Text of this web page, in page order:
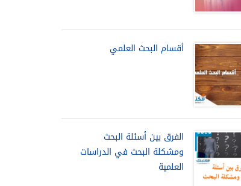
أقسام البحث العلمي
الفرق بين أسئلة البحث
ومشكلة البحث في الدراسات
العلمية